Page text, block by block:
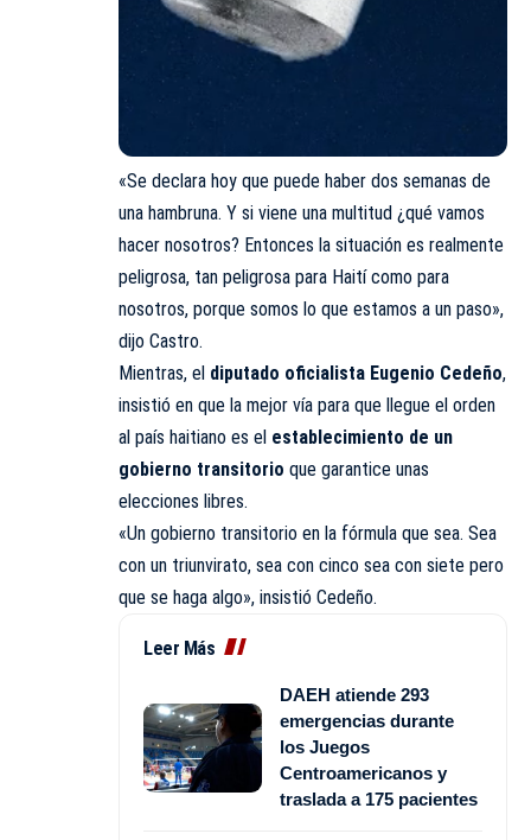
«Se declara hoy que puede haber dos semanas de
una hambruna. Y si viene una multitud ¿qué vamos
hacer nosotros? Entonces la situación es realmente
peligrosa, tan peligrosa para Haití como para
nosotros, porque somos lo que estamos a un paso»,
dijo Castro.
Mientras, el diputado oficialista Eugenio Cedeño,
insistió en que la mejor vía para que llegue el orden
al país haitiano es el establecimiento de un
gobierno transitorio que garantice unas
elecciones libres.
«Un gobierno transitorio en la fórmula que sea. Sea
con un triunvirato, sea con cinco sea con siete pero
que se haga algo», insistió Cedeño.
Leer Más
DAEH atiende 293
emergencias durante
los Juegos
Centroamericanos y
traslada a 175 pacientes